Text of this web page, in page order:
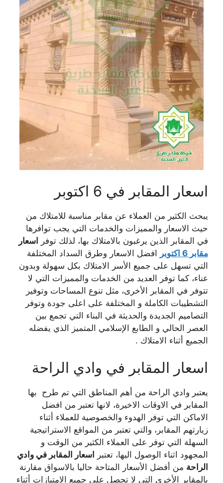
اسعار المقابر في 6 اكتوبر
يبحث الكثير من العملاء عن مقابر مناسبة للامتلاك من
حيث الاسعار والمميزات والخدمات التي يجب توافرها
في المقابر الذين يرغبون بالامتلاك بها، لذلك توفر اسعار
مقابر 6 اكتوبر
افضل الاسعار وطرق السداد المختلفة
التي تسهل على جميع الأسر الامتلاك بكل سهولة وبدون
عناء، كما توفر العديد من الخدمات والمميزات التي لا
تتوفر في المقابر الأخرى، مثل تنوع المساحات وتوفير
التشطيبات الكاملة و المختلفة على اعلى جودة وتوفر
التصاميم الجديدة والحديثة في البناء التي تجمع بين
العصر الحالي و الطابع الإسلامي المتميز الذي يفضله
الجميع أثناء الامتلاك .
اسعار المقابر في وادي الراحة
يعتبر وادي الراحة من أهم المناطق التي تم طرح بها
المقابر في الاوقات الاخيرة، لانها تعتبر من افضل
الاماكن التي توفر الهدوء والخصوصية للعملاء أثناء
زيارتهم المقابر، والتي تعتبر من المواقع الاستراتيجية
السهلة التي توفر على العملاء الكثير من الوقت و
المجهود اثناء الوصول اليها، تعتبر
اسعار المقابر في وادي
الراحة من أفضل الأسعار المتاحة حاليا بالاسواق مقارنة
بالمقابر الأخرى التي لا تحصل على جميع الامتيازات أثناء